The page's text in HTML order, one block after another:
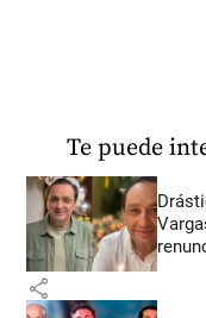
Te puede
share